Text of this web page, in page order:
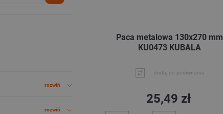
rozwiń
rozwiń
Paca metalowa 130x270 mm
KU0473 KUBALA
dodaj do porównania
25,49 zł